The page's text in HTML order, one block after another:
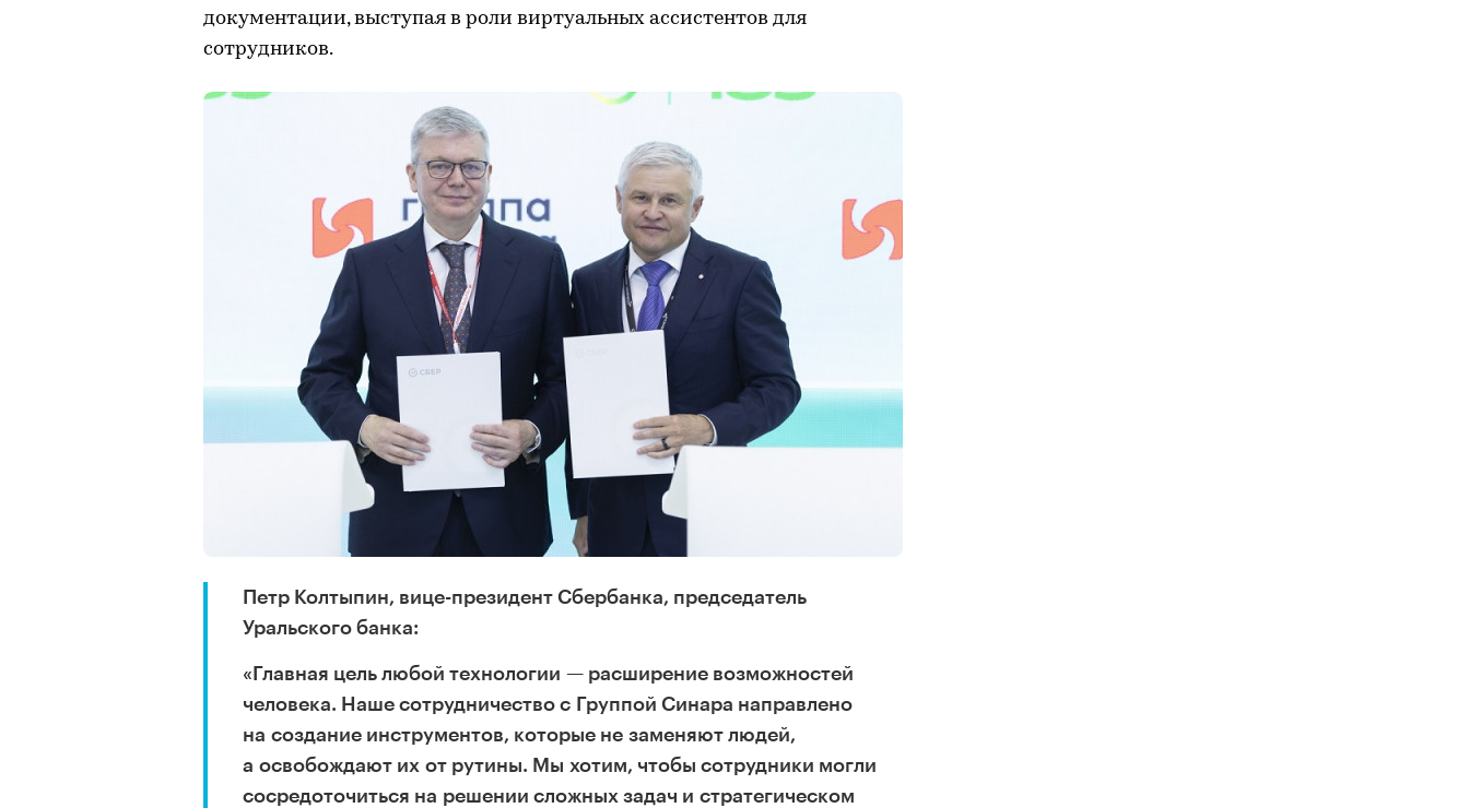
документации, выступая в роли виртуальных ассистентов для
сотрудников.
Петр Колтыпин, вице-президент Сбербанка, председатель
Уральского банка:
«Главная цель любой технологии — расширение возможностей
человека. Наше сотрудничество с Группой Синара направлено
на создание инструментов, которые не заменяют людей,
а освобождают их от рутины. Мы хотим, чтобы сотрудники могли
сосредоточиться на решении сложных задач и стратегическом